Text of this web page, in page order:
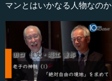
マンとはいかなる人物なのか